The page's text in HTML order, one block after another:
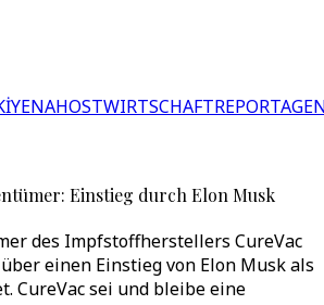
NAHOSTWIRTSCHAFT
Einstieg durch Elon Musk
des Impfstoffherstellers CureVac
einen Einstieg von Elon Musk als
CureVac sei und bleibe eine